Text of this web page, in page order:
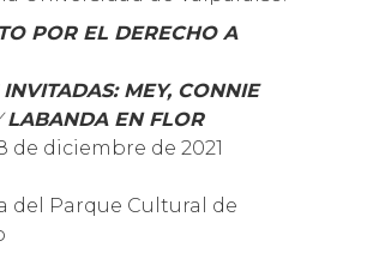
POR EL DERECHO A
INVITADAS: MEY, CONNIE
LABANDA EN FLOR
de diciembre de 2021
del Parque Cultural de